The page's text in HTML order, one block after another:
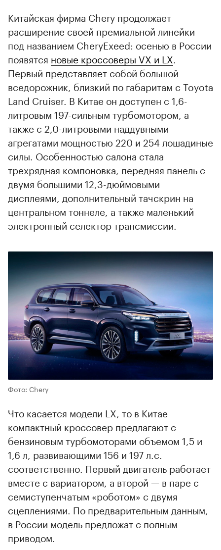
Китайская фирма Chery продолжает
расширение своей премиальной линейки
под названием CheryExeed: осенью в России
появятся новые кроссоверы VX и LX
Первый представляет собой большой
вседорожник, близкий по габаритам с Toyota
Land Cruiser. В Китае он доступен с 1,6-
литровым 197-сильным турбомотором, а
также с 2,0-литровыми наддувными
агрегатами мощностью 220 и 254 лошадиные
силы. Особенностью салона стала
трехрядная компоновка, передняя панель с
двумя большими 12,3-дюймовыми
дисплеями, дополнительный тачскрин на
центральном тоннеле, а также маленький
электронный селектор трансмиссии.
Фото: Chery
Что касается модели LX, то в Китае
компактный кроссовер предлагают с
бензиновым турбомоторами объемом 1,5 и
1,6 л, развивающими 156 и 197 л.с.
соответственно. Первый двигатель работает
вместе с вариатором, а второй — в паре с
семиступенчатым «роботом» с двумя
сцеплениями. По предварительным данным,
в России модель предложат с полным
приводом.